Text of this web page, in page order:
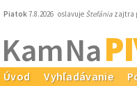
Piatok7.8.2026 oslavuje Štefánia zajtra
Kam Na
Úvod Vyhľadávanie